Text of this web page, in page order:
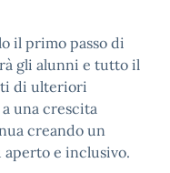
il primo passo di
gli alunni e tutto il
di ulteriori
una crescita
creando un
e inclusivo.